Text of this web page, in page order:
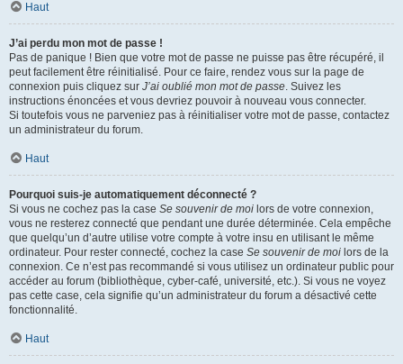
Haut
J’ai perdu mon mot de passe !
Pas de panique ! Bien que votre mot de passe ne puisse pas être récupéré, il
peut facilement être réinitialisé. Pour ce faire, rendez vous sur la page de
connexion puis cliquez sur J’ai oublié mon mot de passe. Suivez les
instructions énoncées et vous devriez pouvoir à nouveau vous connecter.
Si toutefois vous ne parveniez pas à réinitialiser votre mot de passe, contactez
un administrateur du forum.
Haut
Pourquoi suis-je automatiquement déconnecté ?
Si vous ne cochez pas la case Se souvenir de moi lors de votre connexion,
vous ne resterez connecté que pendant une durée déterminée. Cela empêche
que quelqu’un d’autre utilise votre compte à votre insu en utilisant le même
ordinateur. Pour rester connecté, cochez la case Se souvenir de moi lors de la
connexion. Ce n’est pas recommandé si vous utilisez un ordinateur public pour
accéder au forum (bibliothèque, cyber-café, université, etc.). Si vous ne voyez
pas cette case, cela signifie qu’un administrateur du forum a désactivé cette
fonctionnalité.
Haut